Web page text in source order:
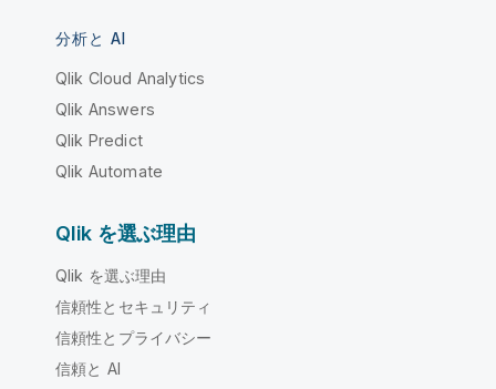
分析と AI
Qlik Cloud Analytics
Qlik Answers
Qlik Predict
Qlik Automate
Qlik を選ぶ理由
Qlik を選ぶ理由
信頼性とセキュリティ
信頼性とプライバシー
信頼と AI